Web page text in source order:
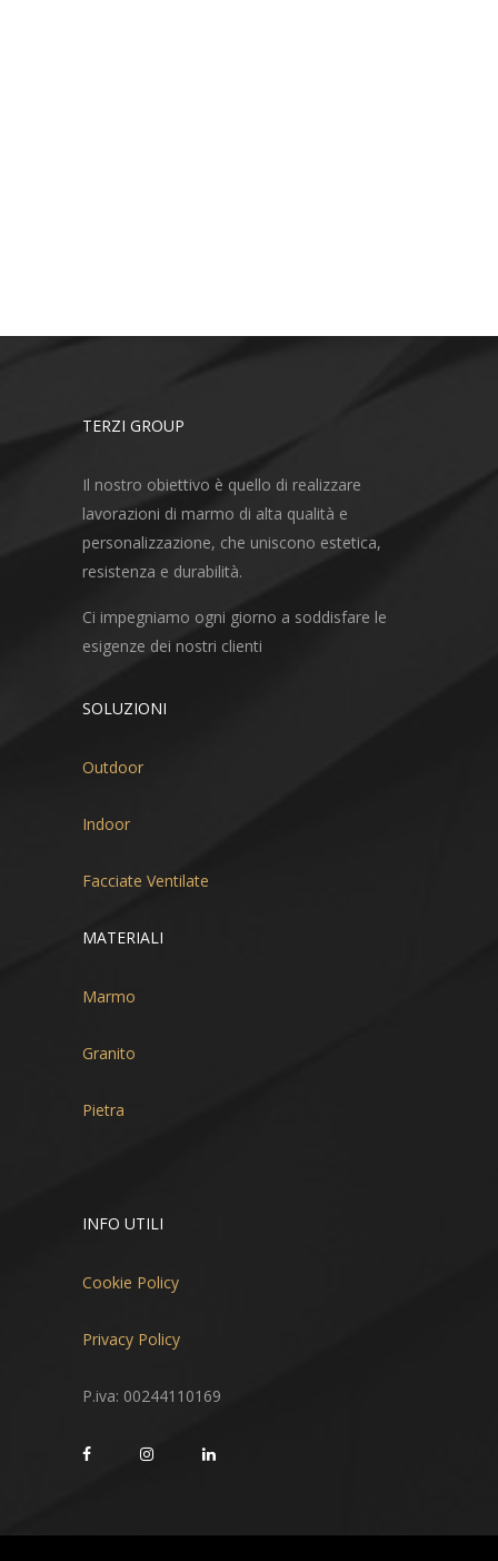
TERZI GROUP
Il nostro obiettivo è quello di realizzare
lavorazioni di marmo di alta qualità e
personalizzazione, che uniscono estetica,
resistenza e durabilità.
Ci impegniamo ogni giorno a soddisfare le
esigenze dei nostri clienti
SOLUZIONI
Outdoor
Indoor
Facciate Ventilate
MATERIALI
Marmo
Granito
Pietra
INFO UTILI
Cookie Policy
Privacy Policy
P.iva: 00244110169